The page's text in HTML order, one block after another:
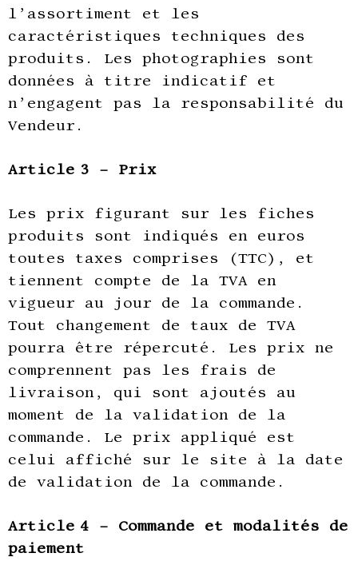
l’assortiment et les
caractéristiques techniques des
produits. Les photographies sont
données à titre indicatif et
n’engagent pas la responsabilité du
Vendeur.
Article 3 – Prix
Les prix figurant sur les fiches
produits sont indiqués en euros
toutes taxes comprises (TTC), et
tiennent compte de la TVA en
vigueur au jour de la commande.
Tout changement de taux de TVA
pourra être répercuté. Les prix ne
comprennent pas les frais de
livraison, qui sont ajoutés au
moment de la validation de la
commande. Le prix appliqué est
celui affiché sur le site à la date
de validation de la commande.
Article 4 – Commande et modalités de
paiement